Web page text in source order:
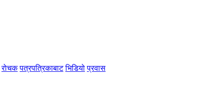
रोचक पत्रपत्रिकाबाट भिडियो प्रवास